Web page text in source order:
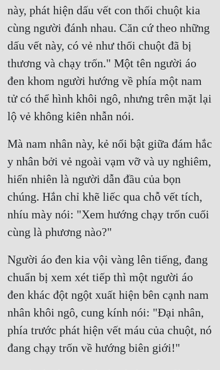
Cung Đấu
Cạnh Kỹ
Cổ Tiên Hiệp
Cổ Đại
Dị Giới
Dị Năng
Gia Đấu
Góc Nhìn Nam
Huyền Nghi
Huyền Ảo
này, phát hiện dấu vết con thối chuột kia
cùng người đánh nhau. Căn cứ theo những
dấu vết này, có vẻ như thối chuột đã bị
thương và chạy trốn." Một tên người áo
đen khom người hướng về phía một nam
tử có thể hình khôi ngô, nhưng trên mặt lại
Mà nam nhân này, kẻ nổi bật giữa đám hắc
y nhân bởi vẻ ngoài vạm vỡ và uy nghiêm,
hiển nhiên là người dẫn đầu của bọn
chúng. Hắn chỉ khẽ liếc qua chỗ vết tích,
nhíu mày nói: "Xem hướng chạy trốn cuối
Người áo đen kia vội vàng lên tiếng, đang
chuẩn bị xem xét tiếp thì một người áo
đen khác đột ngột xuất hiện bên cạnh nam
nhân khôi ngô, cung kính nói: "Đại nhân,
phía trước phát hiện vết máu của chuột, nó